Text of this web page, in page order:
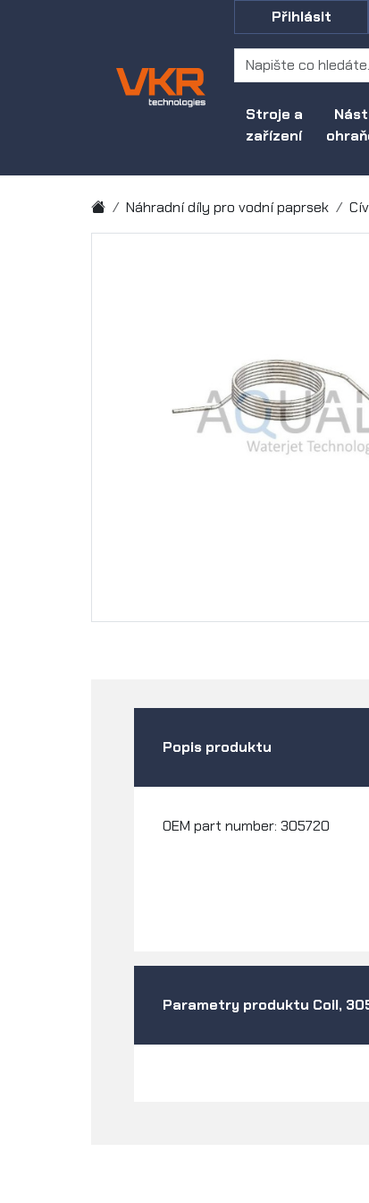
Stroje a
zařízení
Přihlásit
Náhradní díly pro vodní paprsek
Popis produktu
OEM part number: 305720
Parametry produktu Coil,